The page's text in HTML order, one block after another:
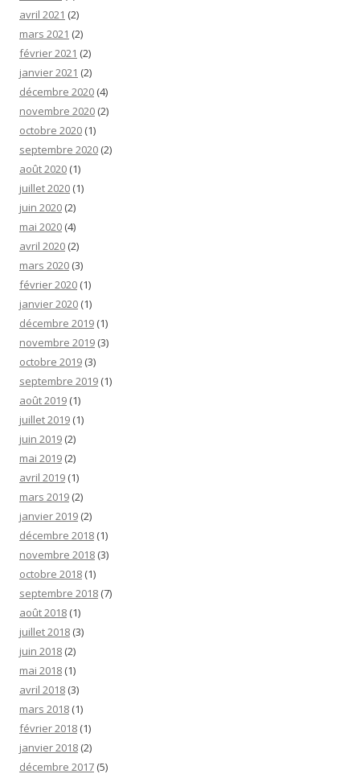
avril 2021 (2)
mars 2021 (2)
février 2021 (2)
janvier 2021 (2)
décembre 2020 (4)
novembre 2020 (2)
octobre 2020 (1)
septembre 2020 (2)
août 2020 (1)
juillet 2020 (1)
juin 2020 (2)
mai 2020 (4)
avril 2020 (2)
mars 2020 (3)
février 2020 (1)
janvier 2020 (1)
décembre 2019 (1)
novembre 2019 (3)
octobre 2019 (3)
septembre 2019 (1)
août 2019 (1)
juillet 2019 (1)
juin 2019 (2)
mai 2019 (2)
avril 2019 (1)
mars 2019 (2)
janvier 2019 (2)
décembre 2018 (1)
novembre 2018 (3)
octobre 2018 (1)
septembre 2018 (7)
août 2018 (1)
juillet 2018 (3)
juin 2018 (2)
mai 2018 (1)
avril 2018 (3)
mars 2018 (1)
février 2018 (1)
janvier 2018 (2)
décembre 2017 (5)